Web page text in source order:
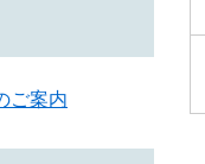
ご案内